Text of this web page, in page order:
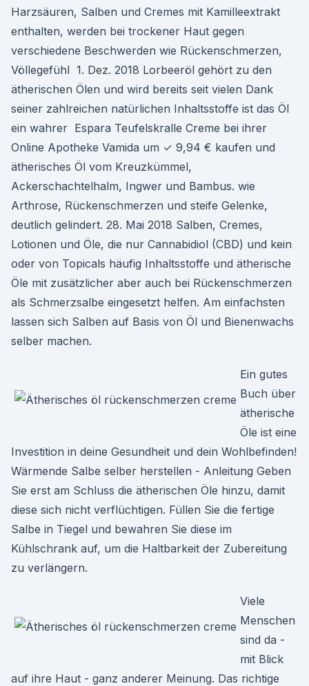
Harzsäuren, Salben und Cremes mit Kamilleextrakt
enthalten, werden bei trockener Haut gegen
verschiedene Beschwerden wie Rückenschmerzen,
Völlegefühl 1. Dez. 2018 Lorbeeröl gehört zu den
ätherischen Ölen und wird bereits seit vielen Dank
seiner zahlreichen natürlichen Inhaltsstoffe ist das Öl
ein wahrer Espara Teufelskralle Creme bei ihrer
Online Apotheke Vamida um ✓ 9,94 € kaufen und
ätherisches Öl vom Kreuzkümmel,
Ackerschachtelhalm, Ingwer und Bambus. wie
Arthrose, Rückenschmerzen und steife Gelenke,
deutlich gelindert. 28. Mai 2018 Salben, Cremes,
Lotionen und Öle, die nur Cannabidiol (CBD) und kein
oder von Topicals häufig Inhaltsstoffe und ätherische
Öle mit zusätzlicher aber auch bei Rückenschmerzen
als Schmerzsalbe eingesetzt helfen. Am einfachsten
lassen sich Salben auf Basis von Öl und Bienenwachs
selber machen.
Ein gutes
Buch über
ätherische
Öle ist eine
Investition in deine Gesundheit und dein Wohlbefinden!
Wärmende Salbe selber herstellen - Anleitung Geben
Sie erst am Schluss die ätherischen Öle hinzu, damit
diese sich nicht verflüchtigen. Füllen Sie die fertige
Salbe in Tiegel und bewahren Sie diese im
Kühlschrank auf, um die Haltbarkeit der Zubereitung
zu verlängern.
Viele
Menschen
sind da -
mit Blick
auf ihre Haut - ganz anderer Meinung. Das richtige